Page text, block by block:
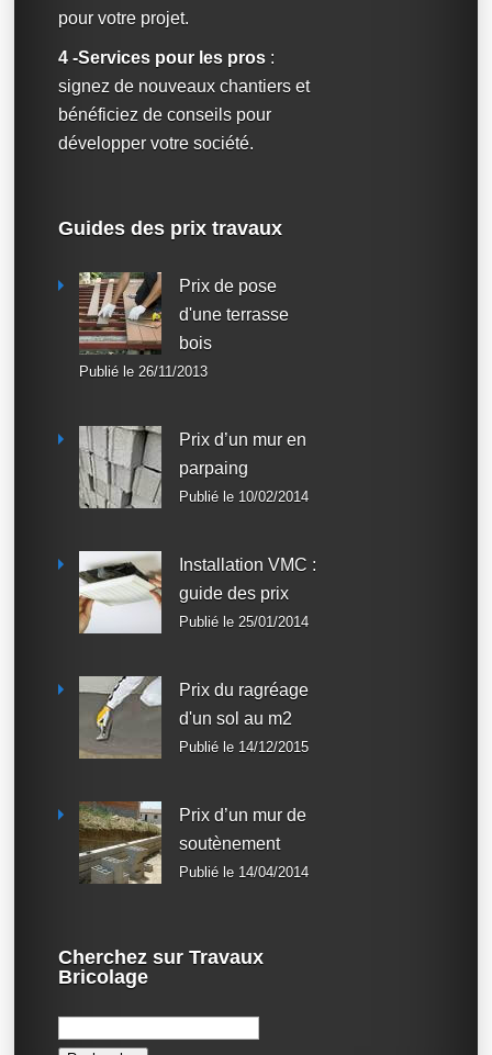
pour votre projet.
4 -Services pour les pros :
signez de nouveaux chantiers et
bénéficiez de conseils pour
développer votre société.
Guides des prix travaux
Prix de pose
d'une terrasse
bois
Publié le 26/11/2013
Prix d’un mur en
parpaing
Publié le 10/02/2014
Installation VMC :
guide des prix
Publié le 25/01/2014
Prix du ragréage
d'un sol au m2
Publié le 14/12/2015
Prix d’un mur de
soutènement
Publié le 14/04/2014
Cherchez sur Travaux
Bricolage
Rechercher :